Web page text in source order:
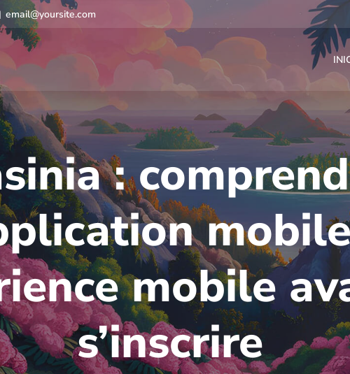
email@yoursite.com
:
mobile
s’inscrire